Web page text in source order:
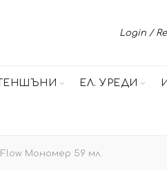
Login /
ЕЛ. УРЕДИ
Мономер 59 мл.